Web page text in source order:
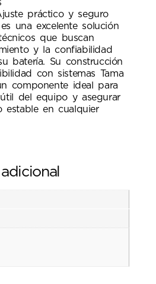
práctico y seguro
una excelente solución
que buscan
y la confiabilidad
batería. Su construcción
con sistemas Tama
componente ideal para
del equipo y asegurar
estable en cualquier